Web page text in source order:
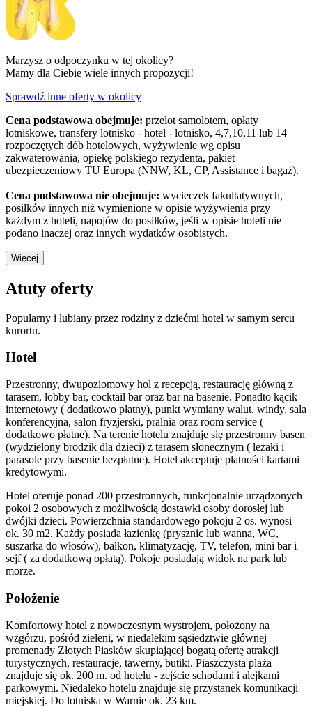
Marzysz o odpoczynku w tej okolicy?
Mamy dla Ciebie wiele innych propozycji!
Sprawdź inne oferty w okolicy
Cena podstawowa obejmuje: przelot samolotem, opłaty
lotniskowe, transfery lotnisko - hotel - lotnisko, 4,7,10,11 lub 14
rozpoczętych dób hotelowych, wyżywienie wg opisu
zakwaterowania, opiekę polskiego rezydenta, pakiet
ubezpieczeniowy TU Europa (NNW, KL, CP, Assistance i bagaż).
Cena podstawowa nie obejmuje: wycieczek fakultatywnych,
posiłków innych niż wymienione w opisie wyżywienia przy
każdym z hoteli, napojów do posiłków, jeśli w opisie hoteli nie
podano inaczej oraz innych wydatków osobistych.
Więcej
Atuty oferty
Popularny i lubiany przez rodziny z dziećmi hotel w samym sercu
kurortu.
Hotel
Przestronny, dwupoziomowy hol z recepcją, restaurację główną z
tarasem, lobby bar, cocktail bar oraz bar na basenie. Ponadto kącik
internetowy ( dodatkowo płatny), punkt wymiany walut, windy, sala
konferencyjna, salon fryzjerski, pralnia oraz room service (
dodatkowo płatne). Na terenie hotelu znajduje się przestronny basen
(wydzielony brodzik dla dzieci) z tarasem słonecznym ( leżaki i
parasole przy basenie bezpłatne). Hotel akceptuje płatności kartami
kredytowymi.
Hotel oferuje ponad 200 przestronnych, funkcjonalnie urządzonych
pokoi 2 osobowych z możliwością dostawki osoby dorosłej lub
dwójki dzieci. Powierzchnia standardowego pokoju 2 os. wynosi
ok. 30 m2. Każdy posiada łazienkę (prysznic lub wanna, WC,
suszarka do włosów), balkon, klimatyzację, TV, telefon, mini bar i
sejf ( za dodatkową opłatą). Pokoje posiadają widok na park lub
morze.
Położenie
Komfortowy hotel z nowoczesnym wystrojem, położony na
wzgórzu, pośród zieleni, w niedalekim sąsiedztwie głównej
promenady Złotych Piasków skupiającej bogatą ofertę atrakcji
turystycznych, restauracje, tawerny, butiki. Piaszczysta plaża
znajduje się ok. 200 m. od hotelu - zejście schodami i alejkami
parkowymi. Niedaleko hotelu znajduje się przystanek komunikacji
miejskiej. Do lotniska w Warnie ok. 23 km.